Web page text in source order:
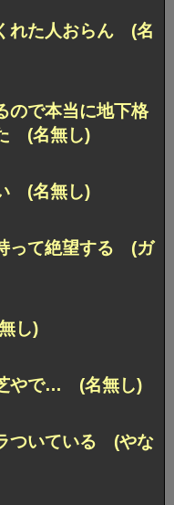
れた人おらん (名
ので本当に地下格
(名無し)
(名無し)
って絶望する (ガ
し)
やで… (名無し)
ついている (やな